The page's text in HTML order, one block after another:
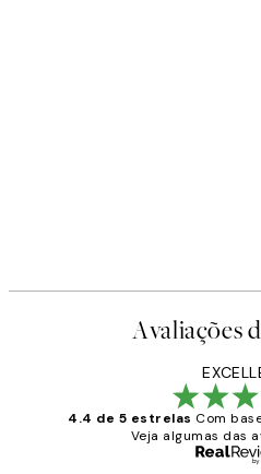
Avaliações
4.4 de 5 estrelas Com
Veja algumas das